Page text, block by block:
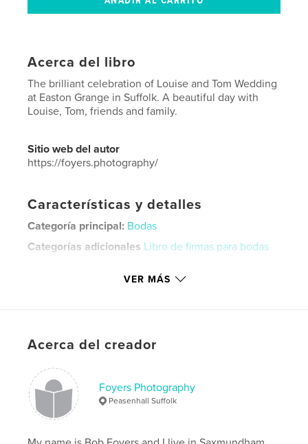
Acerca del libro
The brilliant celebration of Louise and Tom Wedding
at Easton Grange in Suffolk. A beautiful day with
Louise, Tom, friends and family.
Sitio web del autor
https://foyers.photography/
Características y detalles
Categoría principal: Bodas
Categorías adicionales Libro de firmas para bodas
Palabras clave
VER MÁS
Acerca del creador
Foyers Photography
Peasenhall Suffolk